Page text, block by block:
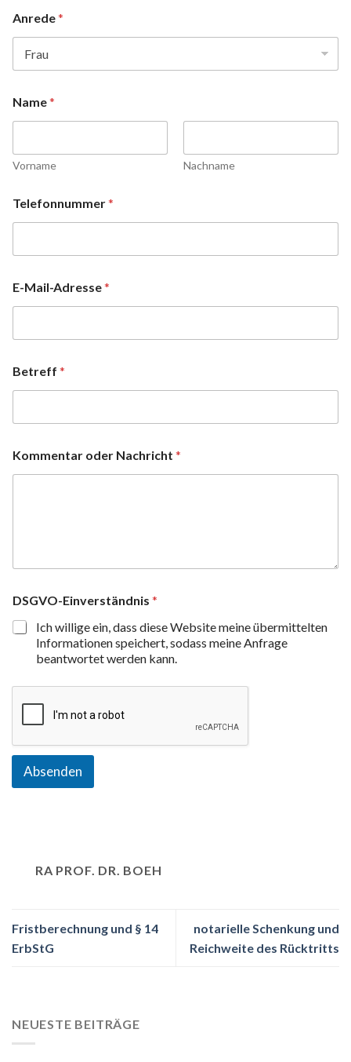
Anrede*
Name*
Vorname Nachname
Telefonnummer*
E-Mail-Adresse*
Betreff *
Kommentar oder Nachricht *
DSGVO-Einverständnis *
Ich willige ein, dass diese Website meine übermittelten
Informationen speichert, sodass meine Anfrage
beantwortet werden kann.
Absenden
RA PROF. DR. BOEH
Fristberechnung und § 14
ErbStG
notarielle Schenkung und
Reichweite des Rücktritts
NEUESTE BEITRÄGE